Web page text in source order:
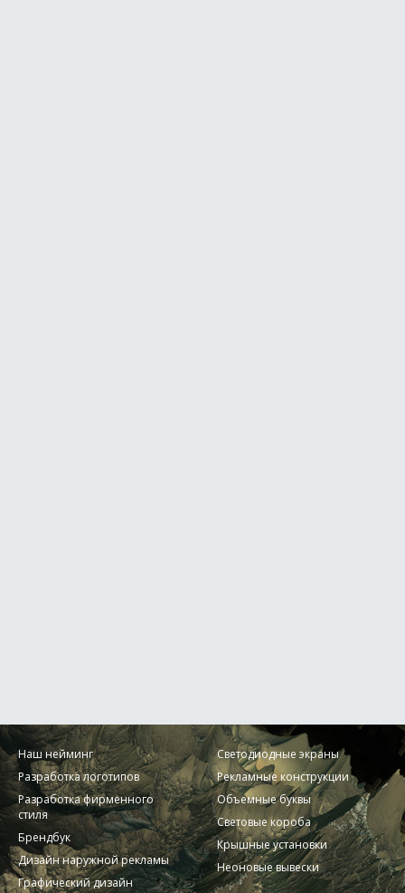
Наш нейминг
Разработка логотипов
Разработка фирменного
стиля
Брендбук
Дизайн наружной рекламы
Графический дизайн
Светодиодные экраны
Рекламные конструкции
Объемные буквы
Световые короба
Крышные установки
Неоновые вывески